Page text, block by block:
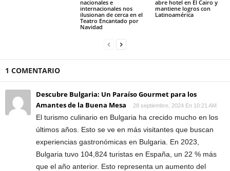
nacionales e
internacionales nos
ilusionan de cerca en el
Teatro Encantado por
Navidad
abre hotel en El Cairo y
mantiene logros con
Latinoamérica
1 COMENTARIO
Descubre Bulgaria: Un Paraíso Gourmet para los
Amantes de la Buena Mesa
28 septiembre, 2024 En 10:21 AM
El turismo culinario en Bulgaria ha crecido mucho en los
últimos años. Esto se ve en más visitantes que buscan
experiencias gastronómicas en Bulgaria. En 2023,
Bulgaria tuvo 104,824 turistas en España, un 22 % más
que el año anterior. Esto representa un aumento del